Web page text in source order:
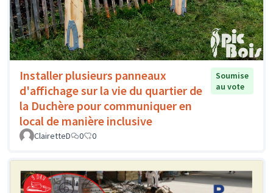
Installer plusieurs panneaux
d'affichage sur la vie du quartier de
la Duchère pour communiquer en
local de manière inclusive
Soumise
au vote
ClairetteD 0 0